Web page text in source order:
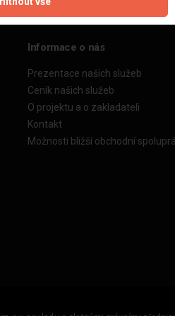
Informace o nás
Prezentace našich služeb
Ceník našich služeb
O projektu a o zakladateli
Kontakt
Možnosti bližší obchodní